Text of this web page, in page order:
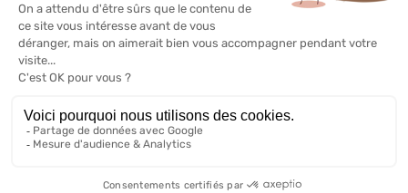
Ouverture du magasin
Horaires :
De 9h30 à 12h30 et de 14h à 18h sur RDV
À noter